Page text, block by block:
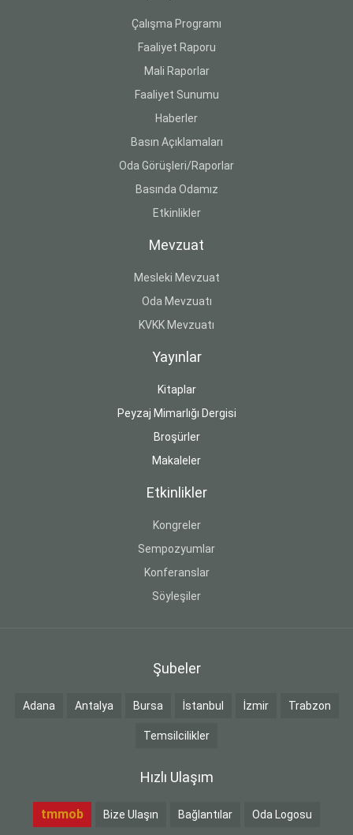
Çalışma Programı
Faaliyet Raporu
Mali Raporlar
Faaliyet Sunumu
Haberler
Basın Açıklamaları
Oda Görüşleri/Raporlar
Basında Odamız
Etkinlikler
Mevzuat
Mesleki Mevzuat
Oda Mevzuatı
KVKK Mevzuatı
Yayınlar
Kitaplar
Peyzaj Mimarlığı Dergisi
Broşürler
Makaleler
Etkinlikler
Kongreler
Sempozyumlar
Konferanslar
Söyleşiler
Şubeler
Adana Antalya Bursa İstanbul İzmir Trabzon
Temsilcilikler
Hızlı Ulaşım
tmmob Bize Ulaşın Bağlantılar Oda Logosu